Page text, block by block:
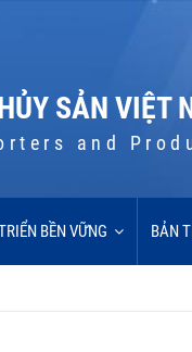
SẢN VIỆT
and
BỀN VỮNG BẢN